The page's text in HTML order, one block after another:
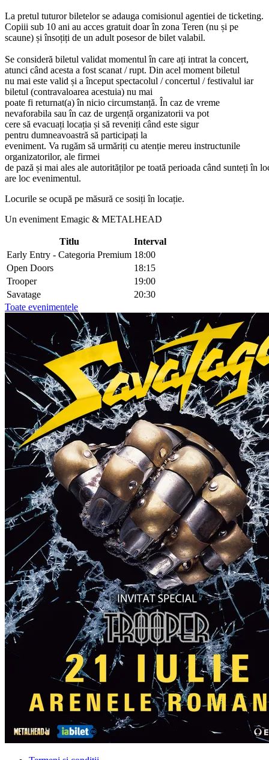
La pretul tuturor biletelor se adauga comisionul agentiei de ticketing.
Copiii sub 10 ani au acces gratuit doarîn zona Teren (nu și pe
scaune) și însoțiți de un adult posesor de bilet valabil.
Se consideră biletul validat momentulîn care ați intrat la concert,
atunci când acesta a fost scanat / rupt. Din acel moment biletul
nu mai este valid și aînceput spectacolul / concertul / festivalul iar
biletul (contravaloarea acestuia) nu mai
poate fi returnat(a)în nicio circumstanță. În caz de vreme
nevaforabila sau în caz de urgență organizatorii va pot
cere să evacuați locația și să reveniți când este sigur
pentru dumneavoastră să participați la
eveniment. Va rugăm să urmăriți cu atenție mereu instructunile
organizatorilor, ale firmei
de pază și mai ales ale autoritățilorpe toată perioada când sunteți în
are loc evenimentul.
Locurile se ocupă pe măsură ce sosiți în locație.
Un eveniment Emagic & METALHEAD
Titlu
Interval
Early Entry - Categoria Premium 18:00
Open Doors
18:15
Trooper
19:00
Savatage
20:30
Toate evenimentele